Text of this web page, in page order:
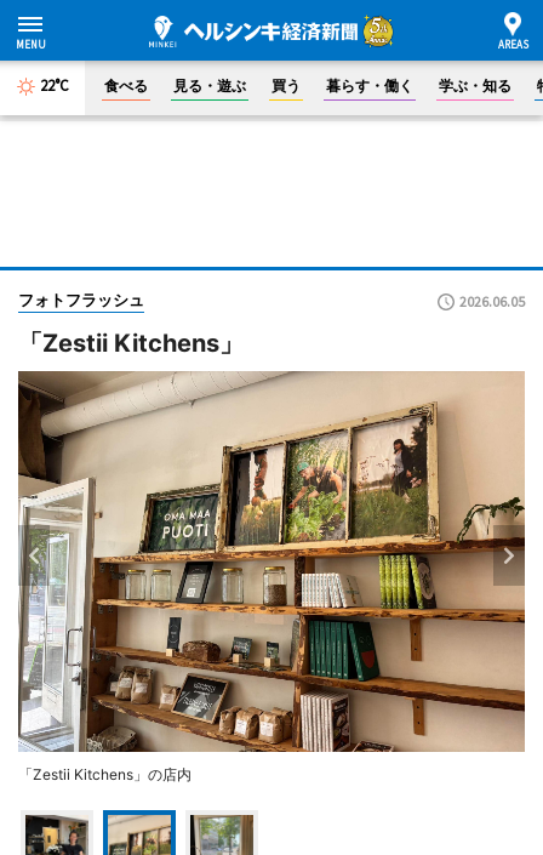
22°C 食べる 見る・遊ぶ 買う 暮らす・働く 学ぶ・知る
フォトフラッシュ 2026.06.05
「Zestii Kitchens」
「Zestii Kitchens」の店内